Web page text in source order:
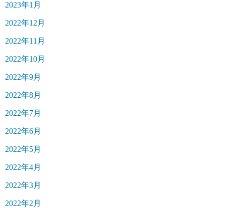
2023年1月
2022年12月
2022年11月
2022年10月
2022年9月
2022年8月
2022年7月
2022年6月
2022年5月
2022年4月
2022年3月
2022年2月